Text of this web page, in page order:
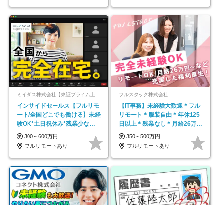
ミイダス株式会社【東証プライム上場パーソルグループ】
インサイドセールス【フルリモ
ート/全国どこでも働ける】未経
験OK*土日祝休み*残業少なめ*
在宅勤務手当あり
300～600万円
フルリモートあり
フルスタック株式会社
【IT事務】未経験大歓迎＊フル
リモート＊服装自由＊年休125
日以上＊残業なし＊月給26万円
以上
350～500万円
フルリモートあり